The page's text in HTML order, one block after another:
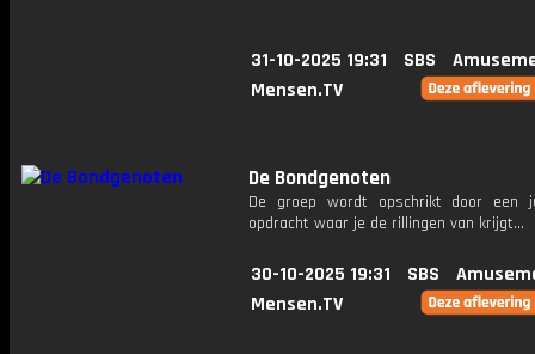
31-10-2025 19:31 SBS
Mensen.TV
De Bondgenoten
De groep wordt opschrikt door een
opdracht waar je de rillingen van krijgt...
30-10-2025 19:31 SBS
Mensen.TV